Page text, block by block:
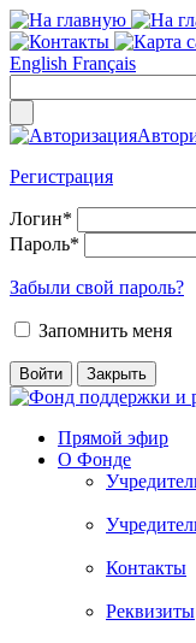
English Français
Регистрация
Логин*
Пароль*
Забыли свой пароль?
Запомнить меня
Прямой эфир
О Фонде
Контакты
Реквизиты